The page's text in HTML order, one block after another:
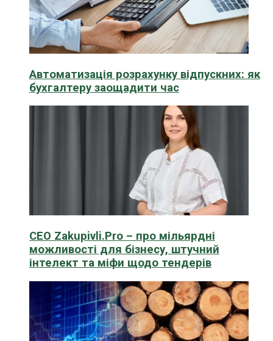
Автоматизація розрахунку відпускних: як
бухгалтеру заощадити час
CEO Zakupivli.Pro – про мільярдні
можливості для бізнесу, штучний
інтелект та міфи щодо тендерів